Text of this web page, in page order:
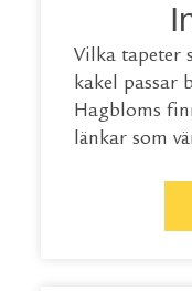
Vilka tapeter
kakel passar
Hagbloms
länkar som